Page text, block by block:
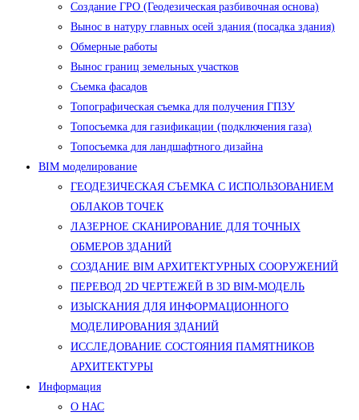
Создание ГРО (Геодезическая разбивочная основа)
Вынос в натуру главных осей здания (посадка здания)
Обмерные работы
Вынос границ земельных участков
Съемка фасадов
Топографическая съемка для получения ГПЗУ
Топосъемка для газификации (подключения газа)
Топосъемка для ландшафтного дизайна
BIM моделирование
ГЕОДЕЗИЧЕСКАЯ СЪЕМКА С ИСПОЛЬЗОВАНИЕМ
ОБЛАКОВ ТОЧЕК
ЛАЗЕРНОЕ СКАНИРОВАНИЕ ДЛЯ ТОЧНЫХ
ОБМЕРОВ ЗДАНИЙ
СОЗДАНИЕ BIM АРХИТЕКТУРНЫХ СООРУЖЕНИЙ
ПЕРЕВОД 2D ЧЕРТЕЖЕЙ В 3D BIM-МОДЕЛЬ
ИЗЫСКАНИЯ ДЛЯ ИНФОРМАЦИОННОГО
МОДЕЛИРОВАНИЯ ЗДАНИЙ
ИССЛЕДОВАНИЕ СОСТОЯНИЯ ПАМЯТНИКОВ
АРХИТЕКТУРЫ
Информация
О НАС